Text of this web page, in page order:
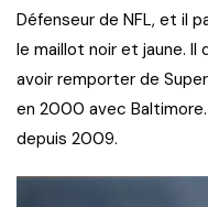
Défenseur de NFL, et il
le maillot noir et jaune. Il
avoir remporter de
en 2000 avec
depuis 2009.